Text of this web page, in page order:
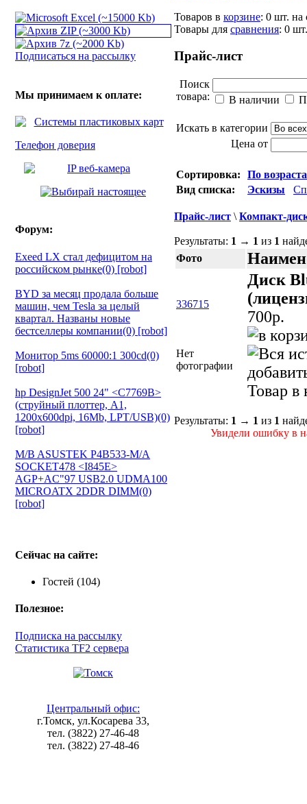
Подписаться на рассылку
Мы принимаем к оплате:
Телефон доверия
Форум:
Exeed LX стал дефицитом на
российском рынке(0) [robot]
BYD за месяц продала больше
машин, чем Tesla за целый
квартал. Названы новые
бестселлеры компании(0) [robot]
Монитор 5ms 60000:1 300cd(0)
[robot]
hp DesignJet 500 24" <C7769B>
(струйный плоттер, A1,
1200х600dpi, 16Mb, LPT/USB)(0)
[robot]
M/B ASUSTEK P4B533-M/A
SOCKET478 <I845E>
AGP+AC"97 USB2.0 UDMA100
MICROATX 2DDR DIMM(0)
[robot]
Сейчас на сайте:
Гостей (104)
Полезное:
Подписка на рассылку
Статистика TF2 сервера
Центральный офис:
г.Томск, ул.Косарева 33,
тел. (3822) 27-46-48
тел. (3822) 27-48-46
Товаров в корзине: 0 шт. на
Товары для сравнения: 0 шт.
Прайс-лист
Поиск
товара:
В наличии
Искать в категории
Цена от
Сортировка:
По
Вид списка:
Эскизы
Прайс-лист \Компакт-
Результаты: 1 → 1 из 1
Фото
336715
Нет
фотографии
Диск
700p.
Товар в
Результаты: 1 → 1 из 1
Увидели ошибку в